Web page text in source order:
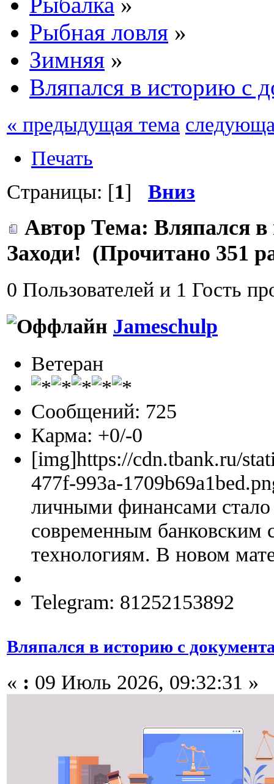
Рыбная ловля »
Зимняя »
Вляпался в историю с
« предыдущая тема
Печать
Страницы: [1] Вниз
Автор Тема: Вляпался
Заходи! (Прочитано 351
0 Пользователей и 1 Гость
Jameschulp
Ветеран
Сообщений: 725
Карма: +0/-0
[img]https://cdn.tbank.ru/
477f-993a-
личными финансами
современным банковским
технологиям. В новом
Telegram: 81252153892
Вляпался в историю с
« : 09 Июль 2026, 09:32:31 »